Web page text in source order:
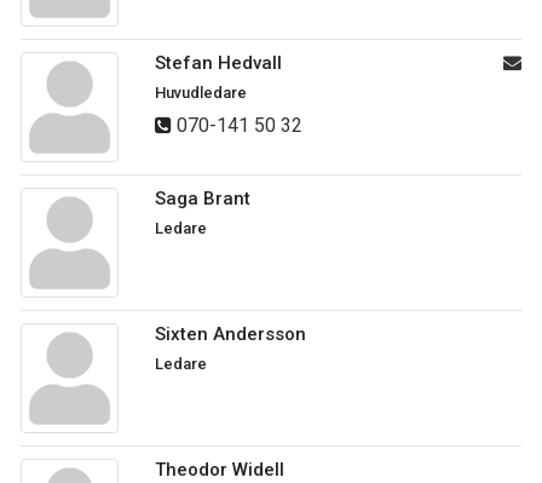
Stefan Hedvall
Huvudledare
070-141 50 32
Saga Brant
Ledare
Sixten Andersson
Ledare
Theodor Widell